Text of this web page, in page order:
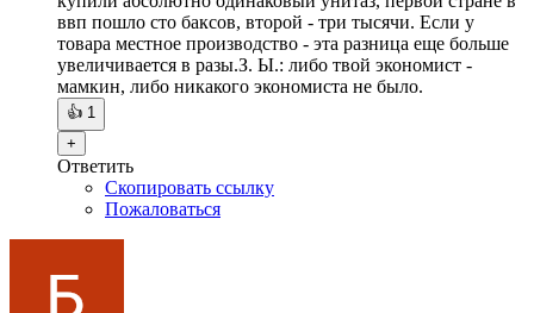
ввп пошло сто баксов, второй - три тысячи. Если у
товара местное производство - эта разница еще больше
увеличивается в разы.З. Ы.: либо твой экономист -
мамкин, либо никакого экономиста не было.
👍 1
+
Ответить
Скопировать ссылку
Пожаловаться